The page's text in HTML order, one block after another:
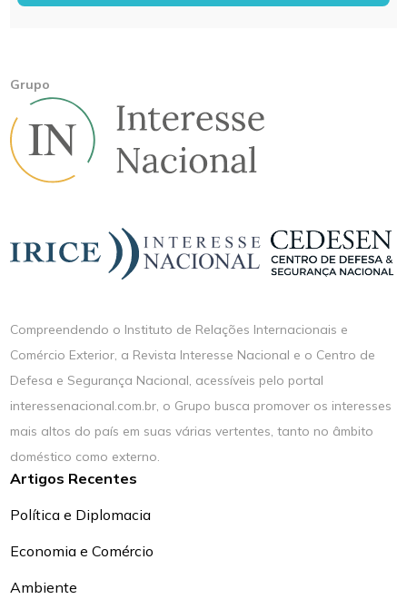
Grupo
Compreendendo o Instituto de Relações Internacionais e
Comércio Exterior, a Revista Interesse Nacional e o Centro de
Defesa e Segurança Nacional, acessíveis pelo portal
interessenacional.com.br, o Grupo busca promover os interesses
mais altos do país em suas várias vertentes, tanto no âmbito
doméstico como externo.
Artigos Recentes
Política e Diplomacia
Economia e Comércio
Ambiente